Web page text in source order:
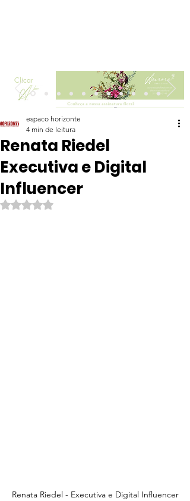
Clicar
Renata Riedel
Executiva e Digital
Influencer
espaco horizonte
4 min de leitura
Avaliado com NaN de 5 estrelas.
Renata Riedel - Executiva e Digital Influencer